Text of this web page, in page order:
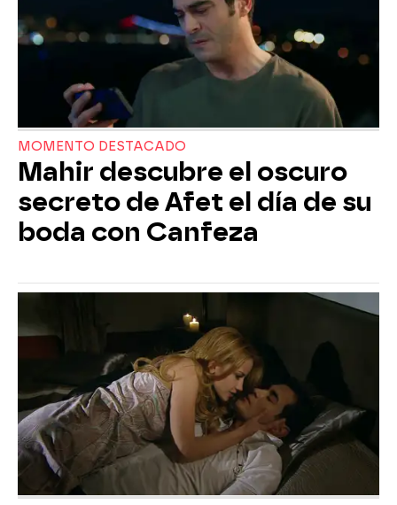
MOMENTO DESTACADO
Mahir descubre el oscuro
secreto de Afet el día de su
boda con Canfeza